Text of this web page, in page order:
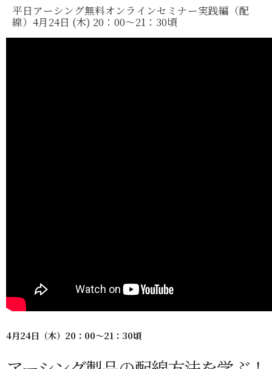
平日アーシング無料オンラインセミナー実践編（配
線）4月24日 (木) 20：00～21：30頃
4月24日（木）20：00～21：30頃